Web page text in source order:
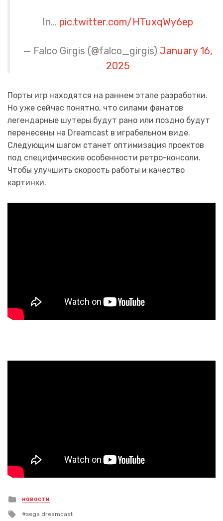
In… pic.twitter.com/HTuxqWy6ep
— Falco Girgis (@falco_girgis) January 16,
2025
Порты игр находятся на раннем этапе разработки.
Но уже сейчас понятно, что силами фанатов
легендарные шутеры будут рано или поздно будут
перенесены на Dreamcast в играбельном виде.
Следующим шагом станет оптимизация проектов
под специфические особенности ретро-консоли.
Чтобы улучшить скорость работы и качество
картинки.
Posted
in
НОВОСТИ
Tagged
sega dreamcast